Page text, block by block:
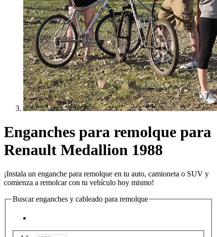
Enganches para remolque para
Renault Medallion 1988
¡Instala un enganche para remolque en tu auto, camioneta o SUV y
comienza a remolcar con tu vehículo hoy mismo!
Buscar enganches y cableado para remolque